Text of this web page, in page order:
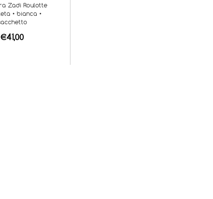
Zadi Roulotte
• bianca •
€41,00